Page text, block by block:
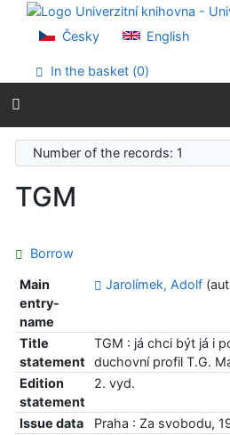
Go to content
Go to menu
Accessibility declaration
Česky English
In the basket (0)
Number of the records: 1
TGM
Borrow
Main
entry-
name
Jarolímek, Adolf
Title
statement
TGM : já chci být já i
duchovní profil T.G.
Edition
statement
2. vyd.
Issue data
Praha : Za svobodu,